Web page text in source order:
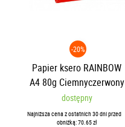
-20%
Papier ksero RAINBOW
A4 80g Ciemnyczerwony
R28 | 500 arkuszy
dostępny
Najniższa cena z ostatnich 30 dni przed
obniżką: 70.65 zł